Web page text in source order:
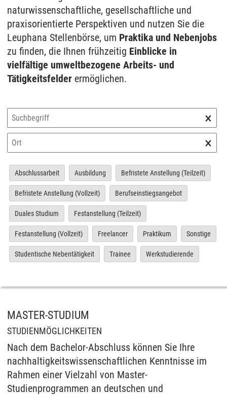
naturwissenschaftliche, gesellschaftliche und
praxisorientierte Perspektiven und nutzen Sie die
Leuphana Stellenbörse, um Praktika und Nebenjobs
zu finden, die Ihnen frühzeitig Einblicke in
vielfältige umweltbezogene Arbeits- und
Tätigkeitsfelder ermöglichen.
×
×
Abschlussarbeit Ausbildung Befristete Anstellung (Teilzeit)
Befristete Anstellung (Vollzeit) Berufseinstiegsangebot
Duales Studium Festanstellung (Teilzeit)
Festanstellung (Vollzeit) Freelancer Praktikum Sonstige
Studentische Nebentätigkeit Trainee Werkstudierende
MASTER-STUDIUM
STUDIENMÖGLICHKEITEN
Nach dem Bachelor-Abschluss können Sie Ihre
nachhaltigkeitswissenschaftlichen Kenntnisse im
Rahmen einer Vielzahl von Master-
Studienprogrammen an deutschen und